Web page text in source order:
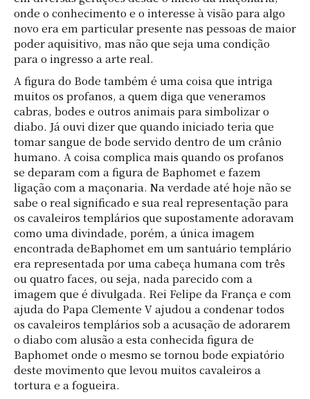
onde o conhecimento e o interesse à visão para algo
novo era em particular presente nas pessoas de maior
poder aquisitivo, mas não que seja uma condição
para o ingresso a arte real.
A figura do Bode também é uma coisa que intriga
muitos os profanos, a quem diga que veneramos
cabras, bodes e outros animais para simbolizar o
diabo. Já ouvi dizer que quando iniciado teria que
tomar sangue de bode servido dentro de um crânio
humano. A coisa complica mais quando os profanos
se deparam com a figura de Baphomet e fazem
ligação com a maçonaria. Na verdade até hoje não se
sabe o real significado e sua real representação para
os cavaleiros templários que supostamente adoravam
como uma divindade, porém, a única imagem
encontrada deBaphomet em um santuário templário
era representada por uma cabeça humana com três
ou quatro faces, ou seja, nada parecido com a
imagem que é divulgada. Rei Felipe da França e com
ajuda do Papa Clemente V ajudou a condenar todos
os cavaleiros templários sob a acusação de adorarem
o diabo com alusão a esta conhecida figura de
Baphomet onde o mesmo se tornou bode expiatório
deste movimento que levou muitos cavaleiros a
tortura e a fogueira.